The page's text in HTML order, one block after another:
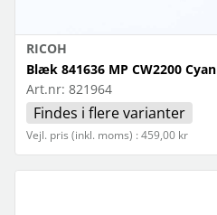
RICOH
Blæk 841636 MP CW2200 Cyan
Art.nr: 821964
Findes i flere varianter
Vejl. pris (inkl. moms) : 459,00 kr